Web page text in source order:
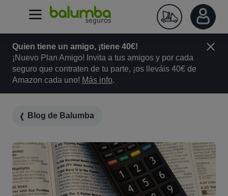
Quien tiene un amigo, ¡tiene 40€!
¡Nuevo Plan Amigo! Invita a tus amigos y por cada
seguro que contraten de tu parte, ¡os lleváis 40€ de
Amazon cada uno! Más info.
Blog de Balumba